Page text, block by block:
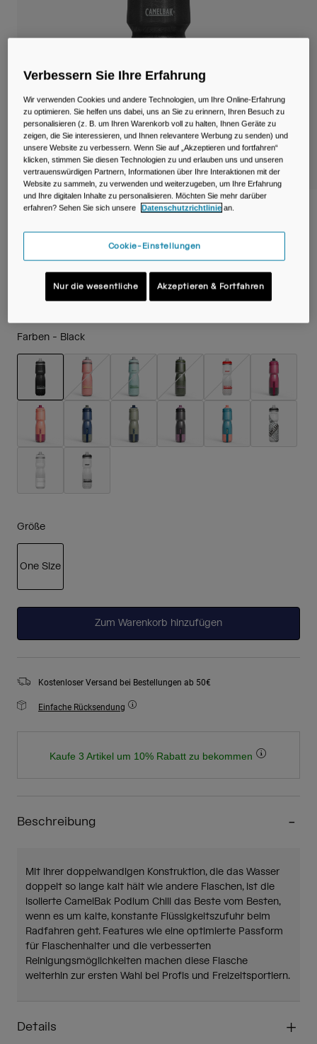
Becher & Travel Mugs
Trinkblasen
Zubehör
Alle kaufen
Podium® Chill™ 710ml Radflasche
38114-001-OS
Price reduced from
22,99 €to16,09 € 30% OFF
Farben - Black
ausgewählt
Größe
One Size
Zum Warenkorb hinzufügen
Kostenloser Versand bei Bestellungen ab 50€
Einfache Rücksendung
Kaufe 3 Artikel um 10% Rabatt zu bekommen
Beschreibung
Mit ihrer doppelwandigen Konstruktion, die das Wasser
doppelt so lange kalt hält wie andere Flaschen, ist die
isolierte CamelBak Podium Chill das Beste vom Besten,
wenn es um kalte, konstante Flüssigkeitszufuhr beim
Radfahren geht. Features wie eine optimierte Passform
für Flaschenhalter und die verbesserten
Reinigungsmöglichkeiten machen diese Flasche
weiterhin zur ersten Wahl bei Profis und Freizeitsportlern.
Details
Verbessern Sie Ihre Erfahrung
Wir verwenden Cookies und andere Technologien, um Ihre Online-Erfahrung
zu optimieren. Sie helfen uns dabei, uns an Sie zu erinnern, Ihren Besuch zu
personalisieren (z. B. um Ihren Warenkorb voll zu halten, Ihnen Geräte zu
zeigen, die Sie interessieren, und Ihnen relevantere Werbung zu senden) und
unsere Website zu verbessern. Wenn Sie auf „Akzeptieren und fortfahren“
klicken, stimmen Sie diesen Technologien zu und erlauben uns und unseren
vertrauenswürdigen Partnern, Informationen über Ihre Interaktionen mit der
Website zu sammeln, zu verwenden und weiterzugeben, um Ihre Erfahrung
und Ihre digitalen Inhalte zu personalisieren. Möchten Sie mehr darüber
erfahren? Sehen Sie sich unsere
Datenschutzrichtlinie an.
Cookie-Einstellungen
Nur die wesentliche Akzeptieren & Fortfahren